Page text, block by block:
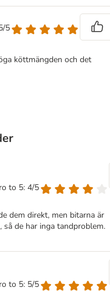
5
köttmängden och det
to 5: 4/5
dem direkt, men bitarna är
så de har inga tandproblem.
to 5: 5/5